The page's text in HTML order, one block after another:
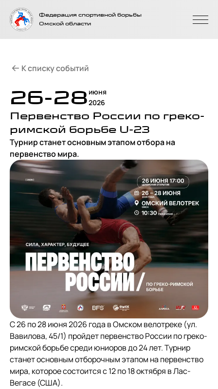
На главную
страницу
Федерация спортивной борьбы
Омской области
26-28 июня
2026
Первенство России по греко-
римской борьбе U-23
Турнир станет основным этапом отбора на
первенство мира.
С 26 по 28 июня 2026 года в Омском велотреке (ул.
Вавилова, 45/1) пройдет первенство России по греко-
римской борьбе среди юниоров до 24 лет. Турнир
станет основным отборочным этапом на первенство
мира, которое состоится с 12 по 18 октября в Лас-
Вегасе (США).
К списку событий